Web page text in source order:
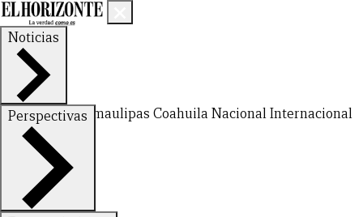
Noticias
Nuevo LeónTamaulipas Coahuila NacionalInternacional
Perspectivas